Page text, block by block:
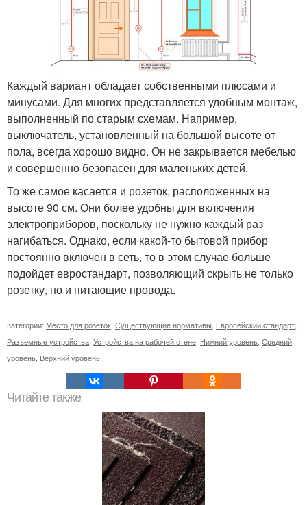
Каждый вариант обладает собственными плюсами и
минусами. Для многих представляется удобным монтаж,
выполненный по старым схемам. Например,
выключатель, установленный на большой высоте от
пола, всегда хорошо видно. Он не закрывается мебелью
и совершенно безопасен для маленьких детей.
То же самое касается и розеток, расположенных на
высоте 90 см. Они более удобны для включения
электроприборов, поскольку не нужно каждый раз
нагибаться. Однако, если какой-то бытовой прибор
постоянно включен в сеть, то в этом случае больше
подойдет евростандарт, позволяющий скрыть не только
розетку, но и питающие провода.
Категории: Место для розеток Существующие нормативы Европейский стандарт
Разъемные устройства Устройства на рабочей стене Нижний уровень Средний
уровень Верхний уровень
Читайте также